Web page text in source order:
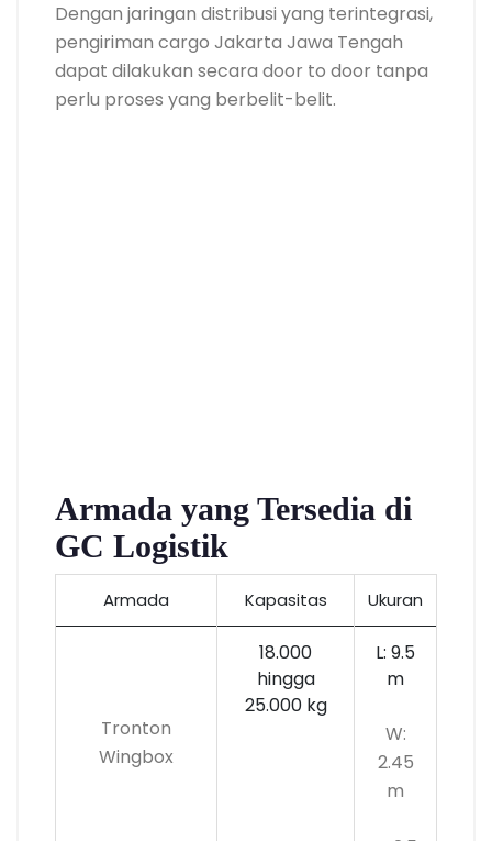
Dengan jaringan distribusi yang terintegrasi,
pengiriman cargo Jakarta Jawa Tengah
dapat dilakukan secara door to door tanpa
perlu proses yang berbelit-belit.
Armada yang Tersedia di
GC Logistik
Armada Kapasitas Ukuran
Tronton
Wingbox
18.000
hingga
25.000 kg
L: 9.5
m
W:
2.45
m